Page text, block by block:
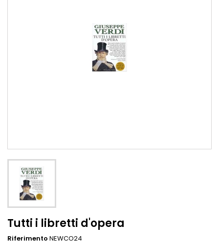
Tutti i libretti d'opera
Riferimento NEWCO24